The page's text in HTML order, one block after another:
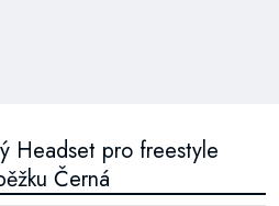
Headset pro freestyle
Černá